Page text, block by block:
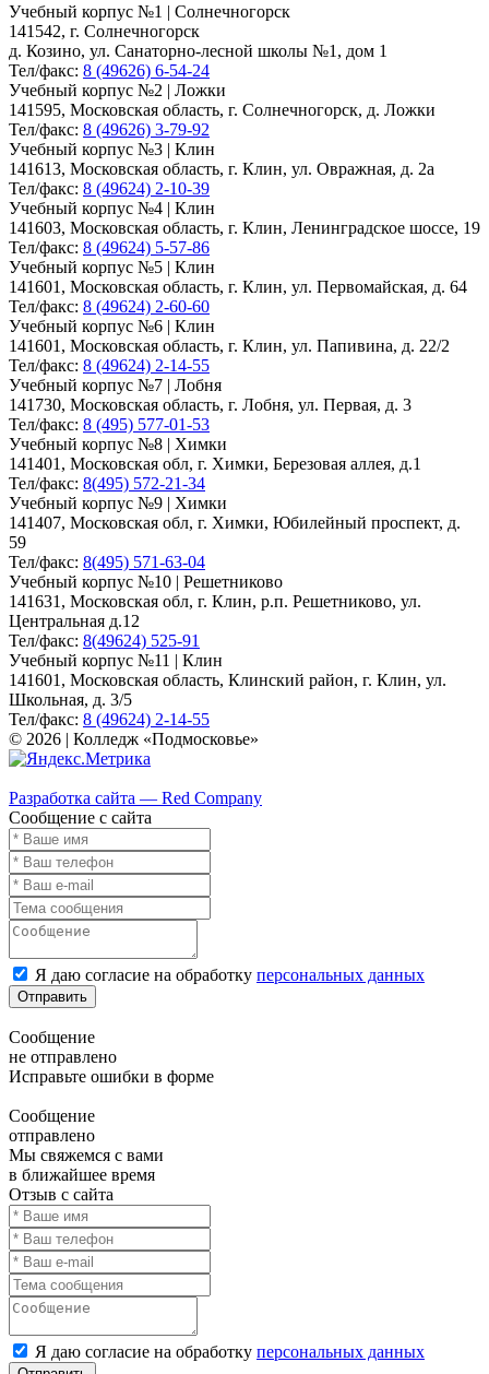
Учебный корпус №1 | Солнечногорск
141542, г. Солнечногорск
д. Козино, ул. Санаторно-лесной школы №1, дом 1
Тел/факс: 8 (49626) 6-54-24
Учебный корпус №2 | Ложки
141595, Московская область, г. Солнечногорск, д. Ложки
Тел/факс: 8 (49626) 3-79-92
Учебный корпус №3 | Клин
141613, Московская область, г. Клин, ул. Овражная, д. 2а
Тел/факс: 8 (49624) 2-10-39
Учебный корпус №4 | Клин
141603, Московская область, г. Клин, Ленинградское шоссе, 19
Тел/факс: 8 (49624) 5-57-86
Учебный корпус №5 | Клин
141601, Московская область, г. Клин, ул. Первомайская, д. 64
Тел/факс: 8 (49624) 2-60-60
Учебный корпус №6 | Клин
141601, Московская область, г. Клин, ул. Папивина, д. 22/2
Тел/факс: 8 (49624) 2-14-55
Учебный корпус №7 | Лобня
141730, Московская область, г. Лобня, ул. Первая, д. 3
Тел/факс: 8 (495) 577-01-53
Учебный корпус №8 | Химки
141401, Московская обл, г. Химки, Березовая аллея, д.1
Тел/факс: 8(495) 572-21-34
Учебный корпус №9 | Химки
141407, Московская обл, г. Химки, Юбилейный проспект, д.
59
Тел/факс: 8(495) 571-63-04
Учебный корпус №10 | Решетниково
141631, Московская обл, г. Клин, р.п. Решетниково, ул.
Центральная д.12
Тел/факс: 8(49624) 525-91
Учебный корпус №11 | Клин
141601, Московская область, Клинский район, г. Клин, ул.
Школьная, д. 3/5
Тел/факс: 8 (49624) 2-14-55
© 2026 | Колледж «Подмосковье»
Разработка сайта — Red Company
Сообщение с сайта
Я даю согласие на обработку персональных данных
Отправить
Сообщение
не отправлено
Исправьте ошибки в форме
Сообщение
отправлено
Мы свяжемся с вами
в ближайшее время
Отзыв с сайта
Я даю согласие на обработку персональных данных